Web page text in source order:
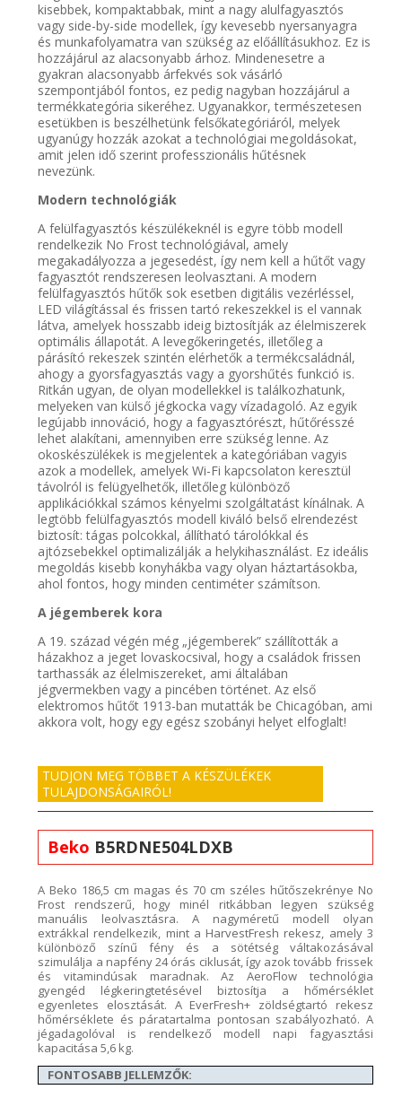
kisebbek, kompaktabbak, mint a nagy alulfagyasztós
vagy side-by-side modellek, így kevesebb nyersanyagra
és munkafolyamatra van szükség az előállításukhoz. Ez is
hozzájárul az alacsonyabb árhoz. Mindenesetre a
gyakran alacsonyabb árfekvés sok vásárló
szempontjából fontos, ez pedig nagyban hozzájárul a
termékkategória sikeréhez. Ugyanakkor, természetesen
esetükben is beszélhetünk felsőkategóriáról, melyek
ugyanúgy hozzák azokat a technológiai megoldásokat,
amit jelen idő szerint professzionális hűtésnek
nevezünk.
Modern technológiák
A felülfagyasztós készülékeknél is egyre több modell
rendelkezik No Frost technológiával, amely
megakadályozza a jegesedést, így nem kell a hűtőt vagy
fagyasztót rendszeresen leolvasztani. A modern
felülfagyasztós hűtők sok esetben digitális vezérléssel,
LED világítással és frissen tartó rekeszekkel is el vannak
látva, amelyek hosszabb ideig biztosítják az élelmiszerek
optimális állapotát. A levegőkeringetés, illetőleg a
párásító rekeszek szintén elérhetők a termékcsaládnál,
ahogy a gyorsfagyasztás vagy a gyorshűtés funkció is.
Ritkán ugyan, de olyan modellekkel is találkozhatunk,
melyeken van külső jégkocka vagy vízadagoló. Az egyik
legújabb innováció, hogy a fagyasztórészt, hűtőrésszé
lehet alakítani, amennyiben erre szükség lenne. Az
okoskészülékek is megjelentek a kategóriában vagyis
azok a modellek, amelyek Wi-Fi kapcsolaton keresztül
távolról is felügyelhetők, illetőleg különböző
applikációkkal számos kényelmi szolgáltatást kínálnak. A
legtöbb felülfagyasztós modell kiváló belső elrendezést
biztosít: tágas polcokkal, állítható tárolókkal és
ajtózsebekkel optimalizálják a helykihasználást. Ez ideális
megoldás kisebb konyhákba vagy olyan háztartásokba,
ahol fontos, hogy minden centiméter számítson.
A jégemberek kora
A 19. század végén még „jégemberek” szállították a
házakhoz a jeget lovaskocsival, hogy a családok frissen
tarthassák az élelmiszereket, ami általában
jégvermekben vagy a pincében történet. Az első
elektromos hűtőt 1913-ban mutatták be Chicagóban, ami
akkora volt, hogy egy egész szobányi helyet elfoglalt!
TUDJON MEG TÖBBET A KÉSZÜLÉKEK
TULAJDONSÁGAIRÓL!
Beko B5RDNE504LDXB
A Beko 186,5 cm magas és 70 cm széles hűtőszekrénye No
Frost rendszerű, hogy minél ritkábban legyen szükség
manuális leolvasztásra. A nagyméretű modell olyan
extrákkal rendelkezik, mint a HarvestFresh rekesz, amely3
különböző színű fény és a sötétség váltakozásával
szimulálja a napfény 24 órás ciklusát, így azok tovább frissek
és vitamindúsak maradnak. AzAeroFlow technológia
gyengéd légkeringtetésével biztosítja a hőmérséklet
egyenletes elosztását. A EverFresh+ zöldségtartó rekesz
hőmérséklete és páratartalma pontosan szabályozható. A
jégadagolóval is rendelkező modell napi fagyasztási
kapacitása 5,6 kg.
FONTOSABB JELLEMZŐK: